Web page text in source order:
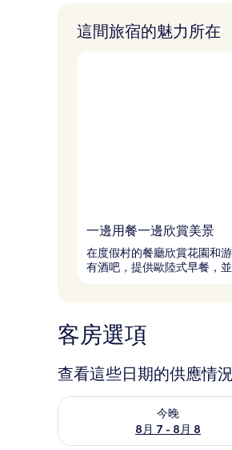
這間旅宿的魅力所在
一邊用餐一邊欣賞美景
在度假村的餐廳欣賞花園和
有酒吧，提供歐陸式早餐，
客房選項
查看這些日期的供應情況
今晚
8月 7 - 8月 8
查看今晚 (8月 7 - 8月 8) 的供應